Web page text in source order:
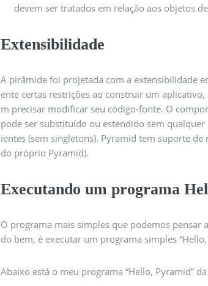
devem ser tratados em relação aos objetos
Extensibilidade
A pirâmide foi projetada com a extensibilidade
ente certas restrições ao construir um
m precisar modificar seu código-fonte. O
pode ser substituído ou estendido sem
ientes (sem singletons). Pyramid tem suporte de
do próprio Pyramid).
Executando um programa
O programa mais simples que podemos
do bem, é executar um programa simples
Abaixo está o meu programa “Hello, Pyramid”